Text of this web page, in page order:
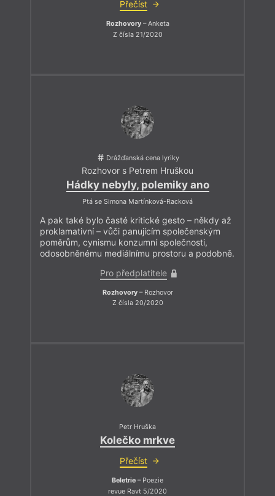
Přečíst
Rozhovory– Anketa
Z čísla 21/2020
Drážďanská cena lyriky
Rozhovor s Petrem Hruškou
Hádky nebyly, polemiky ano
Ptá se Simona Martínková-Racková
A pak také bylo časté kritické gesto – někdy až
proklamativní – vůči panujícím společenským
poměrům, cynismu konzumní společnosti,
odosobněnému mediálnímu prostoru a podobně.
Pro předplatitele
Rozhovory– Rozhovor
Z čísla 20/2020
Petr Hruška
Kolečko mrkve
Přečíst
Beletrie – Poezie
revue Ravt 5/2020